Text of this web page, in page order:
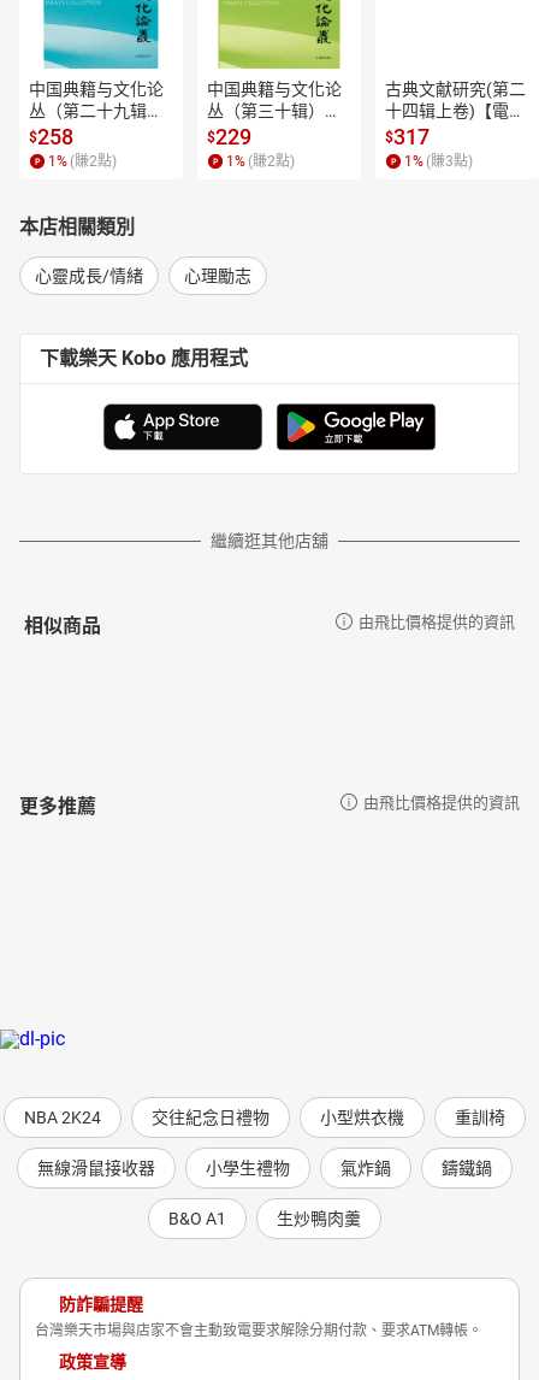
中国典籍与文化论
丛（第二十九辑）
【電子書】
$258
1 % (賺2點)
中国典籍与文化论
丛（第三十辑）
【電子書】
$229
1 % (賺2點)
古典文献研究(第二
十四辑上卷)【電子
書】
$317
1 % (賺3點)
本店相關類別
心靈成長/情緒 心理勵志
下載樂天 Kobo 應用程式
繼續逛其他店舖
相似商品 由飛比價格提供的資訊
更多推薦 由飛比價格提供的資訊
NBA 2K24 交往紀念日禮物 小型烘衣機 重訓椅
無線滑鼠接收器 小學生禮物 氣炸鍋 鑄鐵鍋
B&O A1 生炒鴨肉羹
防詐騙提醒
台灣樂天市場與店家不會主動致電要求解除分期付款、要求ATM轉帳。
政策宣導